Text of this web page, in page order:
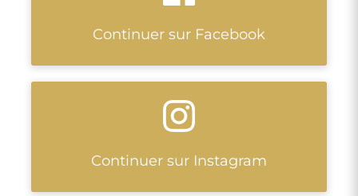
Continuer sur Facebook
Continuer sur Instagram